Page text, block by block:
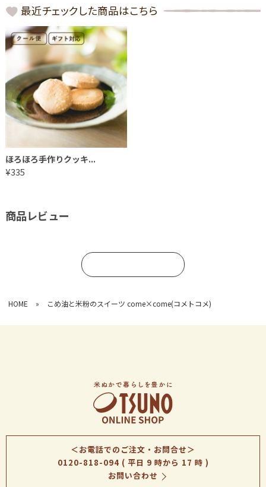
最近チェックした商品はこちら
ほろほろ手作りクッキ...
¥335
商品レビュー
HOME » こめ油と米粉のスイーツ come×come(コメトコメ)
＜お電話でのご注文・お問合せ＞
0120-818-094( 平日 9 時から 17 時 )
お問い合わせ